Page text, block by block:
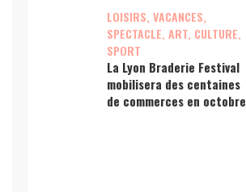
LOISIRS, VACANCES,
SPECTACLE, ART, CULTURE,
SPORT
La Lyon Braderie Festival
mobilisera des centaines
de commerces en octobre